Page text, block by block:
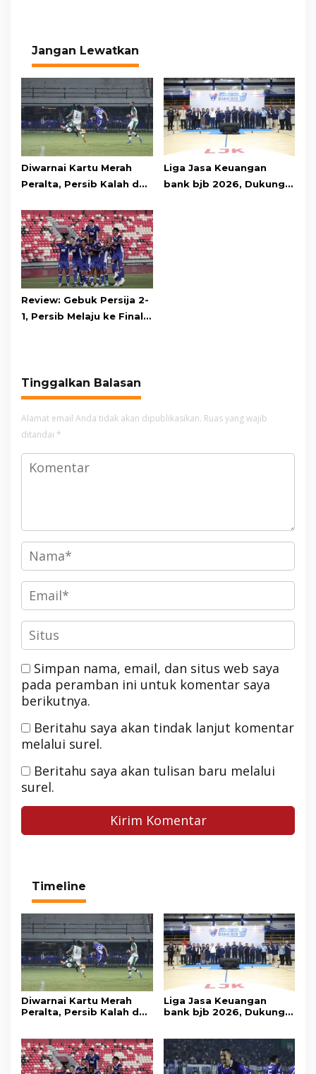
Jangan Lewatkan
Diwarnai Kartu Merah
Peralta, Persib Kalah dari
Adu Penalti
Liga Jasa Keuangan
bank bjb 2026, Dukung
Review: Gebuk Persija 2-
1, Persib Melaju ke Final
Tinggalkan Balasan
Alamat email Anda tidak akan dipublikasikan. Ruas yang wajib
ditandai *
Simpan nama, email, dan situs web saya
pada peramban ini untuk komentar saya
berikutnya.
Beritahu saya akan tindak lanjut komentar
melalui surel.
Beritahu saya akan tulisan baru melalui
surel.
Timeline
Diwarnai Kartu Merah
Peralta, Persib Kalah dari
Liga Jasa Keuangan
bank bjb 2026, Dukung